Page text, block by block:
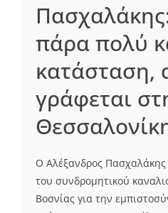
πάρα πολύ
κατάσταση,
γράφεται
Ο Αλέξανδρος
του συνδρομητικού
Βοσνίας για την